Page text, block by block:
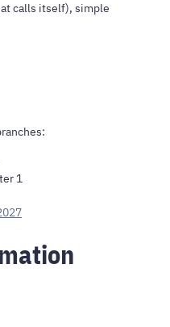
calls itself), simple
1